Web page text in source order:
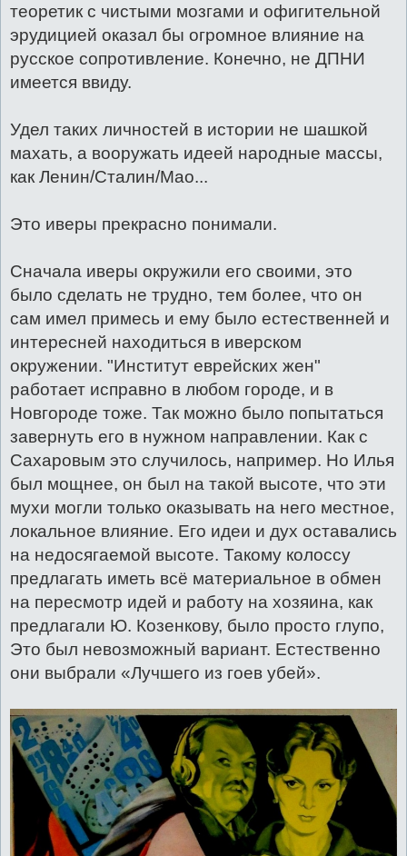
теоретик с чистыми мозгами и офигительной
эрудицией оказал бы огромное влияние на
русское сопротивление. Конечно, не ДПНИ
имеется ввиду.
Удел таких личностей в истории не шашкой
махать, а вооружать идеей народные массы,
как Ленин/Сталин/Мао...
Это иверы прекрасно понимали.
Сначала иверы окружили его своими, это
было сделать не трудно, тем более, что он
сам имел примесь и ему было естественней и
интересней находиться в иверском
окружении. "Институт еврейских жен"
работает исправно в любом городе, и в
Новгороде тоже. Так можно было попытаться
завернуть его в нужном направлении. Как с
Сахаровым это случилось, например. Но Илья
был мощнее, он был на такой высоте, что эти
мухи могли только оказывать на него местное,
локальное влияние. Его идеи и дух оставались
на недосягаемой высоте. Такому колоссу
предлагать иметь всё материальное в обмен
на пересмотр идей и работу на хозяина, как
предлагали Ю. Козенкову, было просто глупо,
Это был невозможный вариант. Естественно
они выбрали «Лучшего из гоев убей».